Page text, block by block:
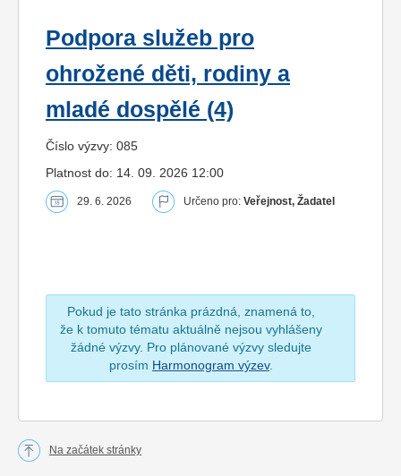
Podpora služeb pro
ohrožené děti, rodiny a
mladé dospělé (4)
Číslo výzvy: 085
Platnost do: 14. 09. 2026 12:00
29. 6. 2026 Určeno pro: Veřejnost, Žadatel
Pokud je tato stránka prázdná, znamená to,
že k tomuto tématu aktuálně nejsou vyhlášeny
žádné výzvy. Pro plánované výzvy sledujte
prosím Harmonogram výzev.
Na začátek stránky